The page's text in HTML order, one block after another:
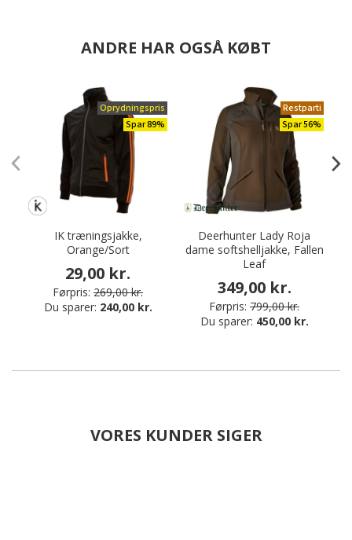
ANDRE HAR OGSÅ KØBT
Oprydningspris
Spar 89%
IK træningsjakke,
Orange/Sort
29,00 kr.
Førpris: 269,00 kr.
Du sparer: 240,00 kr.
Restparti
Spar 56%
Deerhunter Lady Roja
dame softshelljakke, Fallen
Leaf
349,00 kr.
Førpris: 799,00 kr.
Du sparer: 450,00 kr.
VORES KUNDER SIGER